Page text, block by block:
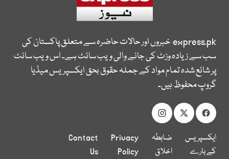
express.pkخبروں اور حالات حاضرہ سے متعلق پاکستان کی
سب سے زیادہ وزٹ کی جانے والی ویب سائٹ ہے۔ اس ویب سائٹ
پر شائع شدہ تمام مواد کے جملہ حقوق بحق ایکسپریس میڈیا
گروپ محفوظ ہیں۔
ایکسپریس
کے بارے
ضابطہ
اخلاق
Privacy
Policy
Contact
Us